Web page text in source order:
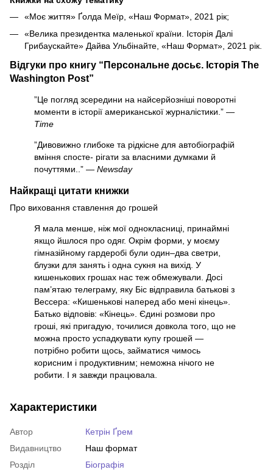
«Моє життя» Ґолда Меїр, «Наш Формат», 2021 рік;
«Велика президентка маленької країни. Історія Далі
Грибаускайте» Дайва Ульбінайте, «Наш Формат», 2021 рік.
Відгуки про книгу “Персональне досьє. Історія The
Washington Post”
”Це погляд зсередини на найсерйозніші поворотні
моменти в історії американської журналістики.” —
Time
”Дивовижно глибоке та рідкісне для автобіографій
вміння спосте- рігати за власними думками й
почуттями..” — Newsday
Найкращі цитати книжки
Про виховання ставлення до грошей
Я мала менше, ніж мої однокласниці, принаймні
якщо йшлося про одяг. Окрім форми, у моєму
гімназійному гардеробі були один–два светри,
блузки для занять і одна сукня на вихід. У
кишенькових грошах нас теж обмежували. Досі
пам’ятаю телеграму, яку Біс відправила батькові з
Вессера: «Кишенькові наперед або мені кінець».
Батько відповів: «Кінець». Єдині розмови про
гроші, які пригадую, точилися довкола того, що не
можна просто успадкувати купу грошей —
потрібно робити щось, займатися чимось
корисним і продуктивним; неможна нічого не
робити. І я завжди працювала.
Характеристики
Автор
Кетрін Ґрем
Видавництво
Наш формат
Розділ
Біографія